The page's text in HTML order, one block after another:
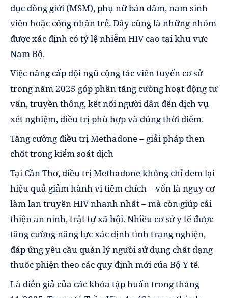
dục đồng giới (MSM), phụ nữ bán dâm, nam sinh
viên hoặc công nhân trẻ. Đây cũng là những nhóm
được xác định có tỷ lệ nhiễm HIV cao tại khu vực
Nam Bộ.
Việc nâng cấp đội ngũ cộng tác viên tuyến cơ sở
trong năm 2025 góp phần tăng cường hoạt động tư
vấn, truyền thông, kết nối người dân đến dịch vụ
xét nghiệm, điều trị phù hợp và đúng thời điểm.
Tăng cường điều trị Methadone – giải pháp then
chốt trong kiểm soát dịch
Tại Cần Thơ, điều trị Methadone không chỉ đem lại
hiệu quả giảm hành vi tiêm chích – vốn là nguy cơ
làm lan truyền HIV nhanh nhất – mà còn giúp cải
thiện an ninh, trật tự xã hội. Nhiều cơ sở y tế được
tăng cường năng lực xác định tình trạng nghiện,
đáp ứng yêu cầu quản lý người sử dụng chất dạng
thuốc phiện theo các quy định mới của Bộ Y tế.
Là diễn giả của các khóa tập huấn trong tháng